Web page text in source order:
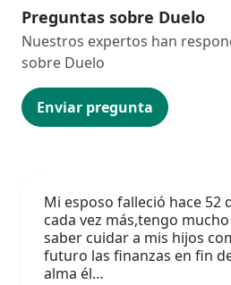
Preguntas sobre Duelo
Enviar pregunta
Nuestros expertos han
sobre Duelo
Mi esposo falleció hace 52
cada vez más,tengo
saber cuidar a mis hijos
futuro las finanzas en fin
alma él…